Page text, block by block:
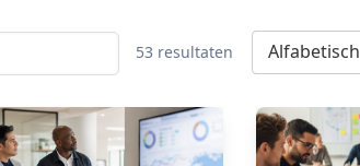
53 resultaten Alfabetisch